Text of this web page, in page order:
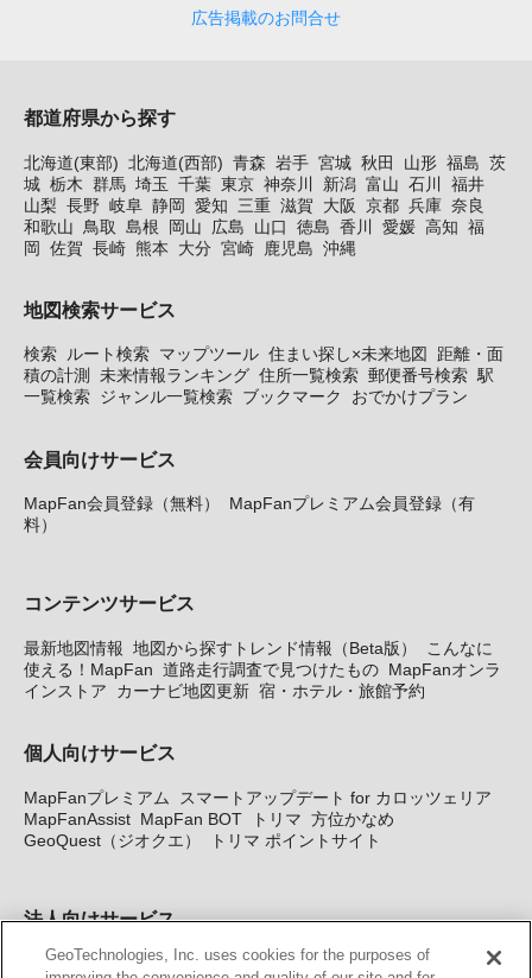
広告掲載のお問合せ
都道府県から探す
北海道(東部) 北海道(西部) 青森 岩手 宮城 秋田 山形 福島 茨
城 栃木 群馬 埼玉 千葉 東京 神奈川 新潟 富山 石川
福井
山梨 長野 岐阜 静岡 愛知 三重 滋賀 大阪 京都 兵庫 奈良
和歌山
鳥取 島根 岡山 広島 山口 徳島 香川 愛媛 高知 福
岡 佐賀 長崎 熊本 大分 宮崎 鹿児島 沖縄
地図検索サービス
検索 ルート検索 マップツール 住まい探し×未来地図
距離・面
積の計測
未来情報ランキング 住所一覧検索 郵便番号検索 駅
一覧検索 ジャンル一覧検索 ブックマーク おでかけプラン
会員向けサービス
MapFan会員登録（無料）
MapFanプレミアム会員登録（有
料）
コンテンツサービス
最新地図情報 地図から探すトレンド情報（Beta版）
こんなに
使える！MapFan 道路走行調査で見つけたもの MapFanオンラ
インストア
カーナビ地図更新 宿・ホテル・旅館予約
個人向けサービス
MapFanプレミアム
スマートアップデート for カロッツェリア
MapFanAssist MapFan BOT トリマ 方位かなめ
GeoQuest（ジオクエ）
トリマ ポイントサイト
法人向けサービス
法人向け地図・位置情報サービス WEBサイト・システム向け地
GeoTechnologies, Inc. uses cookies for the purposes of